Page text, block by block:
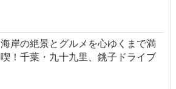
海岸の絶景とグルメを心ゆくまで満
喫！千葉・九十九里、銚子ドライブ